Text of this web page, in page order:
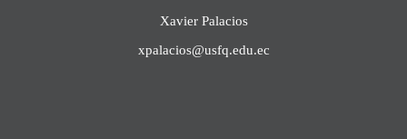
Xavier Palacios
xpalacios@usfq.edu.ec